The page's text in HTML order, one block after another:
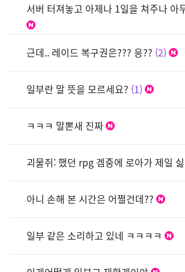
서버 터져놓고 아제나 1일을 쳐주나
근데.. 레이드 복구권은??? 응?? 2
일부란 말 뜻을 모르세요? 1
ㅋㅋㅋ 말뽄새 진짜
괴물쥐: 했던 rpg 겜중에 로아가 제일
아니 손해 본 시간은 어쩔건데??
일부 같은 소리하고 있네 ㅋㅋㅋㅋ